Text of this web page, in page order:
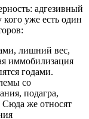
адгезивный
кого уже есть один
лишний вес,
иммобилизация
годами.
со
подагра,
Сюда же относят